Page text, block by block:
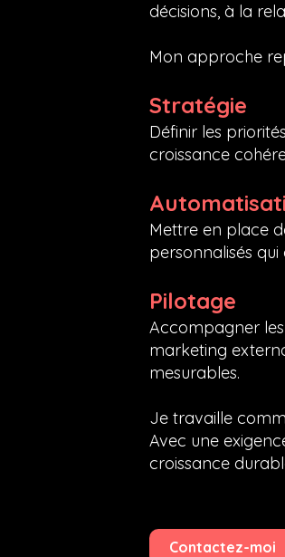
décisions, à la
Mon approche
Stratégie
Définir les
croissance
Mettre en place
personnalisés
Pilotage
Accompagner
marketing
mesurables.
Je travaille
Avec une
croissance
Contactez-moi